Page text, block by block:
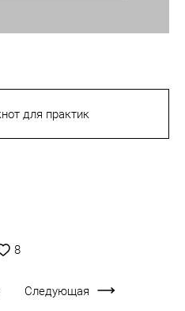
для практик
8
Следующая